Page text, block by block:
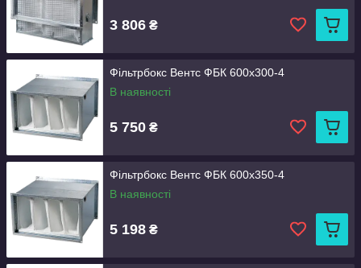
3 806 ₴
Фільтрбокс Вентс ФБК 600x300-4
В наявності
5 750 ₴
Фільтрбокс Вентс ФБК 600x350-4
В наявності
5 198 ₴